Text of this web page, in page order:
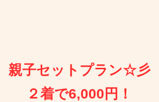
親子セットプラン☆彡
２着で6,000円！